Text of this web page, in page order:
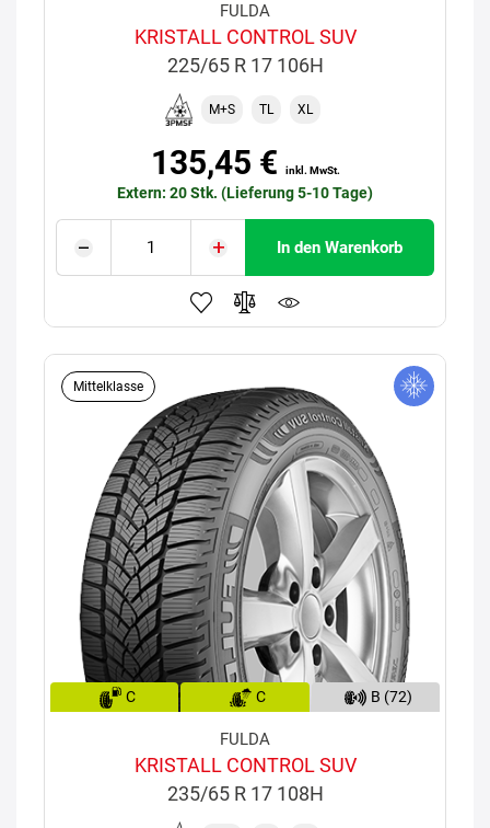
FULDA
KRISTALL CONTROL SUV
225/65 R 17 106H
M+S TL XL
135,45 € inkl. MwSt.
Extern: 20 Stk. (Lieferung 5-10 Tage)
In den Warenkorb
Mittelklasse
C C B (72)
FULDA
KRISTALL CONTROL SUV
235/65 R 17 108H